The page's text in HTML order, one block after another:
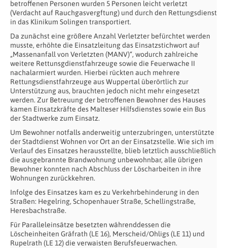
betroffenen Personen wurden 5 Personen leicht verletzt
(Verdacht auf Rauchgasvergftung) und durch den Rettungsdienst
in das Klinikum Solingen transportiert.
Da zunächst eine größere Anzahl Verletzter befürchtet werden
musste, erhöhte die Einsatzleitung das Einsatzstichwort auf
„Massenanfall von Verletzten (MANV)“, wodurch zahlreiche
weitere Rettunsgdienstfahrzeuge sowie die Feuerwache II
nachalarmiert wurden. Hierbei rückten auch mehrere
Rettungsdienstfahrzeuge aus Wuppertal überörtlich zur
Unterstützung aus, brauchten jedoch nicht mehr eingesetzt
werden. Zur Betreuung der betroffenen Bewohner des Hauses
kamen Einsatzkräfte des Malteser Hilfsdienstes sowie ein Bus
der Stadtwerke zum Einsatz.
Um Bewohner notfalls anderweitig unterzubringen, unterstützte
der Stadtdienst Wohnen vor Ort an der Einsatzstelle. Wie sich im
Verlauf des Einsatzes herausstellte, blieb letztlich ausschließlich
die ausgebrannte Brandwohnung unbewohnbar, alle übrigen
Bewohner konnten nach Abschluss der Löscharbeiten in ihre
Wohnungen zurückkehren.
Infolge des Einsatzes kam es zu Verkehrbehinderung in den
Straßen: Hegelring, Schopenhauer Straße, Schellingstraße,
Heresbachstraße.
Für Paralleleinsätze besetzten währenddessen die
Löscheinheiten Gräfrath (LE 16), Merscheid/Ohligs (LE 11) und
Rupelrath (LE 12) die verwaisten Berufsfeuerwachen.